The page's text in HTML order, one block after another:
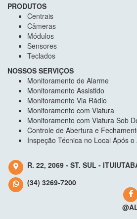
PRODUTOS
Centrais
Câmeras
Módulos
Sensores
Teclados
NOSSOS SERVIÇOS
Monitoramento de Alarme
Monitoramento Assistido
Monitoramento Via Rádio
Monitoramento com Viatura
Monitoramento com Viatura Sob
Controle de Abertura e
Inspeção Técnica no Local Após o
R. 22, 2069 - ST. SUL -
(34) 3269-7200